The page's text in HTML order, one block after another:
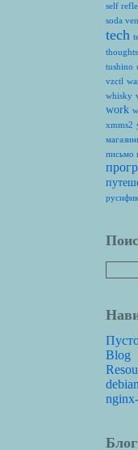
self
soda
tech
thoughts
tushino
vzctl
whisky
work
xmms2
письмо
Blog